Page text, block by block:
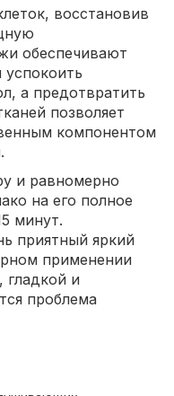
восстановив
обеспечивают
а предотвратить
позволяет
компонентом
и равномерно
на его полное
минут.
приятный яркий
применении
гладкой и
проблема